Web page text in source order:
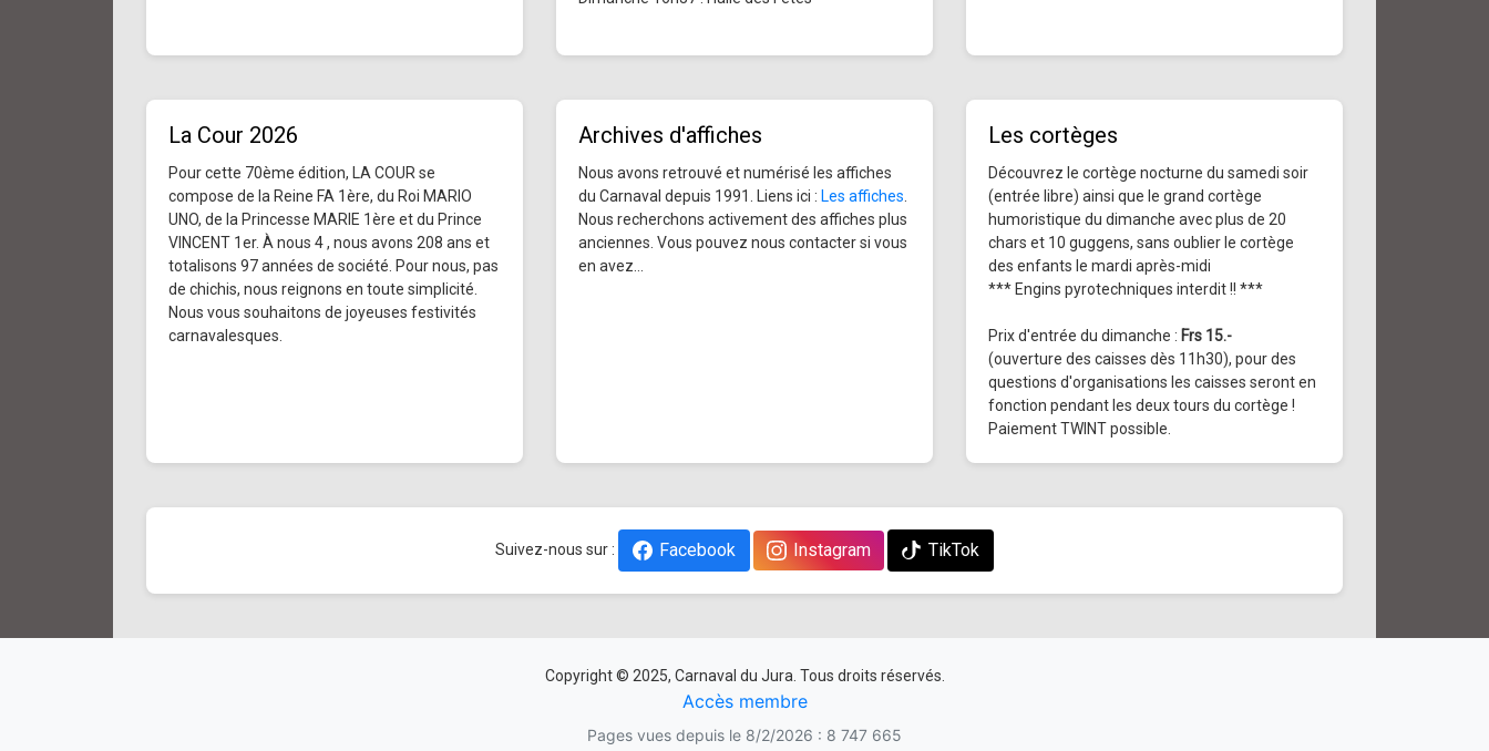
La Cour 2026
Pour cette 70ème édition, LA COUR se
compose de la Reine FA 1ère, du Roi MARIO
UNO, de la Princesse MARIE 1ère et du Prince
VINCENT 1er. À nous 4 , nous avons 208 ans et
totalisons 97 années de société. Pour nous, pas
de chichis, nous reignons en toute simplicité.
Nous vous souhaitons de joyeuses festivités
carnavalesques.
Archives d'affiches
Nous avons retrouvé et numérisé les affiches
du Carnaval depuis 1991. Liens ici : Les affiches
Nous recherchons activement des affiches plus
anciennes. Vous pouvez nous contacter si vous
en avez...
Les cortèges
Découvrez le cortège nocturne du samedi soir
(entrée libre) ainsi que le grand cortège
humoristique du dimanche avec plus de 20
chars et 10 guggens, sans oublier le cortège
des enfants le mardi après-midi
*** Engins pyrotechniques interdit !! ***
Prix d'entrée du dimanche : Frs 15.-
(ouverture des caisses dès 11h30), pour des
questions d'organisations les caisses seront en
fonction pendant les deux tours du cortège !
Paiement TWINT possible.
Suivez-nous sur : Facebook Instagram TikTok
Copyright © 2025, Carnaval du Jura. Tous droits réservés.
Accès membre
Pages vues depuis le 8/2/2026 : 8 747 665